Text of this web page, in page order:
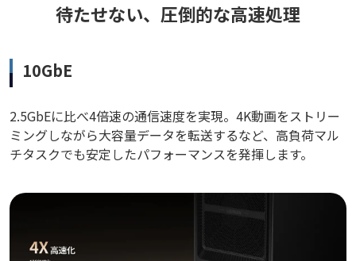
待たせない、圧倒的な高速処理
10GbE
2.5GbEに比べ4倍速の通信速度を実現。4K動画をストリー
ミングしながら大容量データを転送するなど、高負荷マル
チタスクでも安定したパフォーマンスを発揮します。